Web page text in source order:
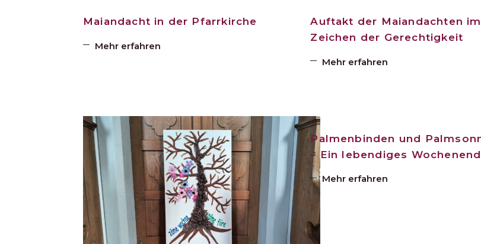
Maiandacht in der Pfarrkirche
Mehr erfahren
Auftakt der Maiandachten im
Zeichen der Gerechtigkeit
Mehr erfahren
Palmenbinden und
– Ein lebendiges
Mehr erfahren